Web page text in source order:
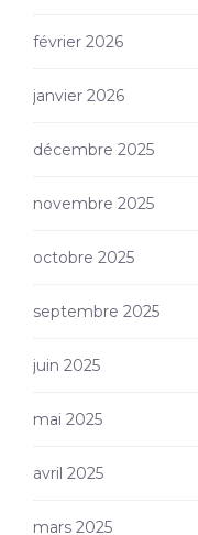
février 2026
janvier 2026
décembre 2025
novembre 2025
octobre 2025
septembre 2025
juin 2025
mai 2025
avril 2025
mars 2025